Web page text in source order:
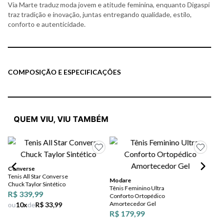
Via Marte traduz moda jovem e atitude feminina, enquanto Digaspi
traz tradição e inovação, juntas entregando qualidade, estilo,
conforto e autenticidade.
COMPOSIÇÃO E ESPECIFICAÇÕES
QUEM VIU, VIU TAMBÉM
Converse
Tenis All Star Converse
Chuck Taylor Sintético
R$ 339,99
ou10xdeR$ 33,99
Modare
Tênis Feminino Ultra
Conforto Ortopédico
Amortecedor Gel
R$ 179,99